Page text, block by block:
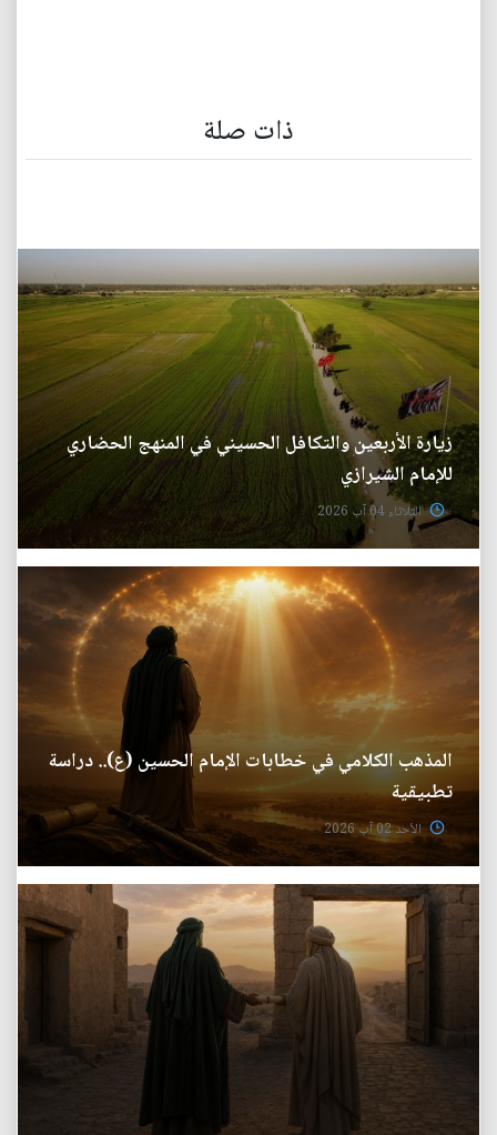
ذات صلة
زيارة الأربعين والتكافل الحسيني في المنهج الحضاري
للإمام الشيرازي
الثلاثاء 04 آب 2026
المذهب الكلامي في خطابات الإمام الحسين (ع).. دراسة
تطبيقية
الأحد 02 آب 2026